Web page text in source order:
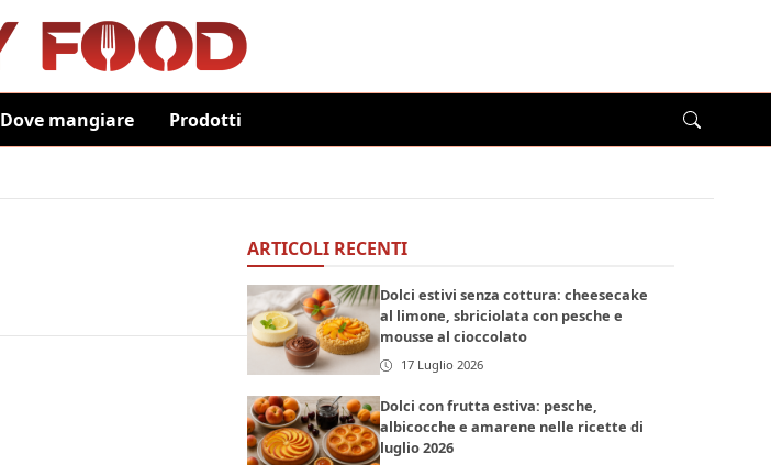
Dove mangiare Prodotti
ARTICOLI RECENTI
Dolci estivi senza cottura: cheesecake
al limone, sbriciolata con pesche e
mousse al cioccolato
17 Luglio 2026
Dolci con frutta estiva: pesche,
albicocche e amarene nelle ricette di
luglio 2026